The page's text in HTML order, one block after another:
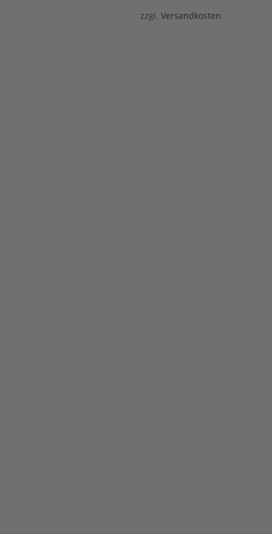
zzgl.Versandkosten